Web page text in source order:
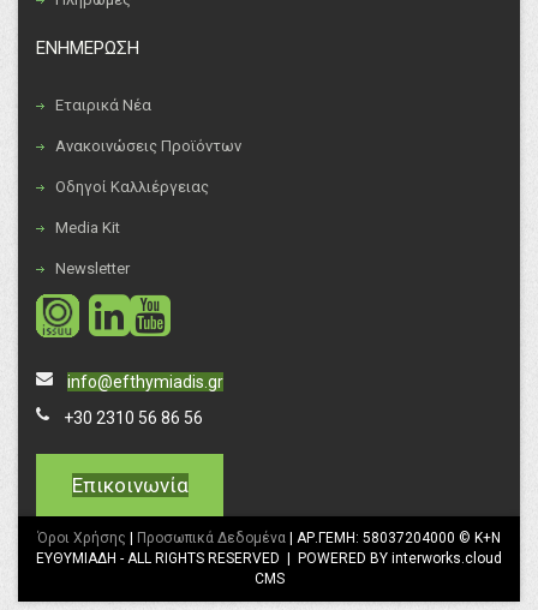
ΕΝΗΜΕΡΩΣΗ
Εταιρικά Νέα
Ανακοινώσεις Προϊόντων
Οδηγοί Καλλιέργειας
Media Kit
Newsletter
social
social
info@efthymiadis.gr
+30 2310 56 86 56
Επικοινωνία
Όροι Χρήσης Προσωπικά Δεδομένα | ΑΡ.ΓΕΜΗ: 58037204000 © K+N
ΕΥΘΥΜΙΑΔΗ - ALL RIGHTS RESERVED | POWERED BY interworks.cloud
CMS